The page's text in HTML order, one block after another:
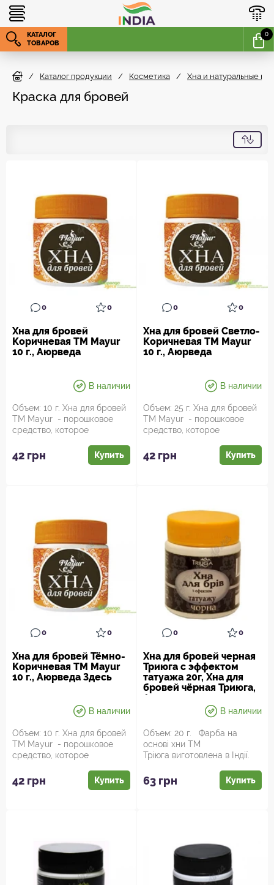
КАТАЛОГ
ТОВАРОВ
0
/ Каталог продукции / Косметика / Хна и натуральные
Краска для бровей
0 0
Хна для бровей
Коричневая ТМ Mayur
10 г., Аюрведа
В наличии
Объем: 10 г. Хна для бровей
ТМ Mayur - порошковое
средство, которое
окрашивания б...
42 грн Купить
0 0
Хна для бровей Светло-
Коричневая ТМ Mayur
10 г., Аюрведа
В наличии
Объем: 25 г. Хна для бровей
ТМ Mayur - порошковое
средство, которое
окрашивания б...
42 грн Купить
0 0
Хна для бровей Тёмно-
Коричневая ТМ Mayur
10 г., Аюрведа Здесь
В наличии
Объем: 10 г. Хна для бровей
ТМ Mayur - порошковое
средство, которое
окрашивания б...
42 грн Купить
0 0
Хна для бровей черная
Триюга с эффектом
татуажа 20г, Хна для
бровей чёрная Триюга,
Аюрведа
В наличии
Объем: 20 г. Фарба на
основі хни TM
Тріюга виготовлена в Індії.
й безпеч...
63 грн Купить